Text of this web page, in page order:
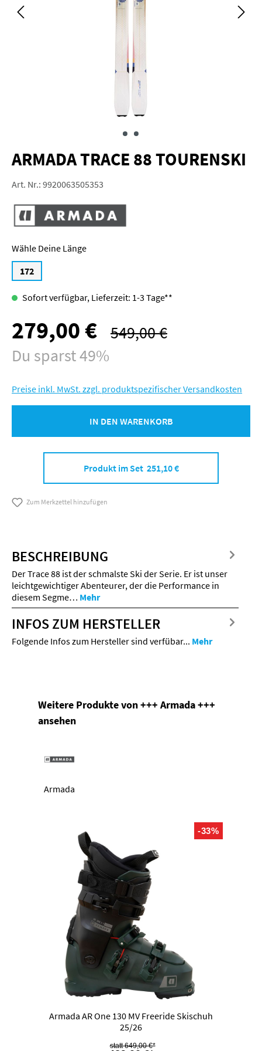
ARMADA TRACE 88 TOURENSKI
Art. Nr.: 9920063505353
Länge
172
Sofort verfügbar, Lieferzeit: 1-3 Tage**
Verkaufspreis:
279,00 € Regulärer Preis:
549,00 €
Du sparst 49%
Preise inkl. MwSt. zzgl. produktspezifischer Versandkosten
IN DEN WARENKORB
Produkt im Set 251,10 €
Zum Merkzettel hinzufügen
BESCHREIBUNG
Der Trace 88 ist der schmalste Ski der Serie. Er ist unser
leichtgewichtiger Abenteurer, der die Performance in
diesem Segme… Mehr
INFOS ZUM HERSTELLER
Folgende Infos zum Hersteller sind verfübar... Mehr
Produktgalerie überspringen
Weitere Produkte von +++ Armada +++
ansehen
Armada
-33%
Armada AR One 130 MV Freeride Skischuh
25/26
649,00 €*